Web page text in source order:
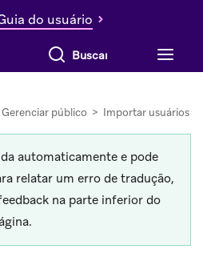
do usuário
Buscar tudo
Gerenciar público > Importar usuários
automaticamente e pode
relatar um erro de tradução,
na parte inferior do